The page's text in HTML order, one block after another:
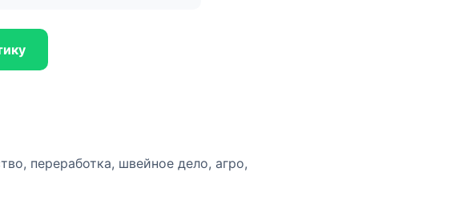
переработка, швейное дело, агро,